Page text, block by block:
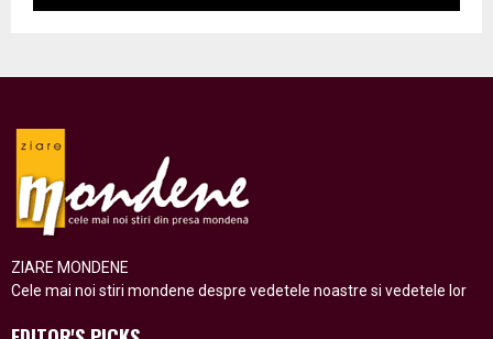
ZIARE MONDENE
Cele mai noi stiri mondene despre vedetele noastre si vedetele lor